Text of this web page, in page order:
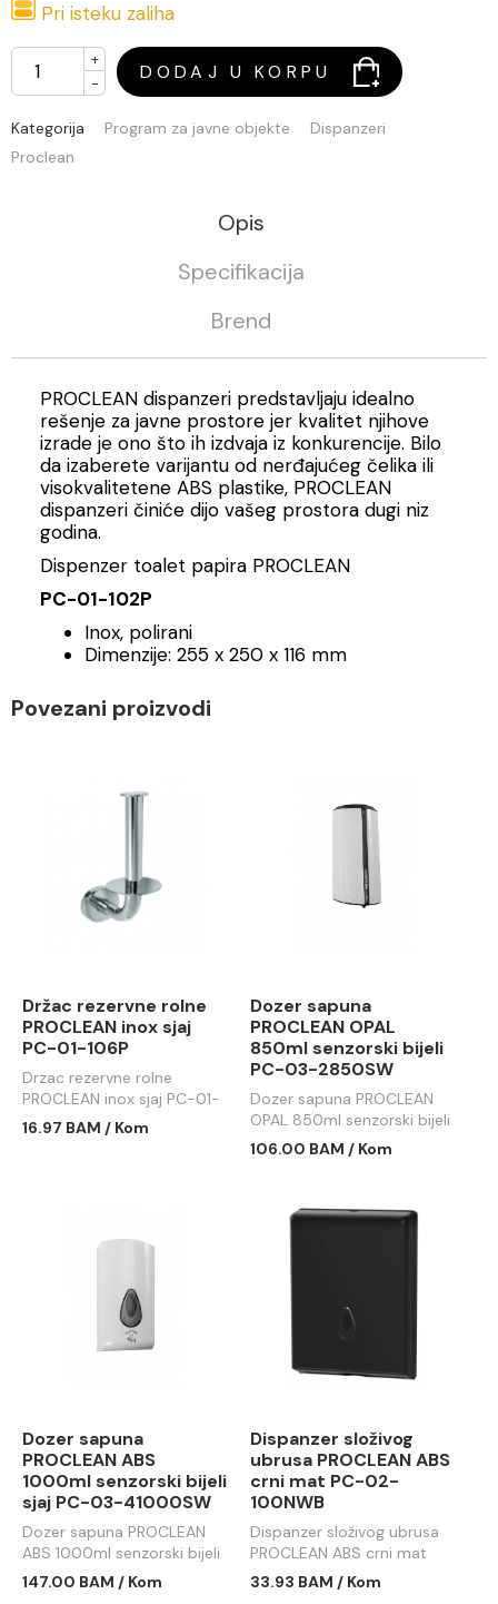
Pri isteku zaliha
+
-
DODAJ U KORPU
Kategorija Program za javne objekte
Dispanzeri
Proclean
Opis
Specifikacija
Brend
PROCLEAN dispanzeri predstavljaju idealno
rešenje za javne prostore jer kvalitet njihove
izrade je ono što ih izdvaja iz konkurencije. Bilo
da izaberete varijantu od nerđajućeg čelika ili
visokvalitetene ABS plastike, PROCLEAN
dispanzeri činiće dijo vašeg prostora dugi niz
godina.
Dispenzer toalet papira PROCLEAN
PC-01-102P
Inox, polirani
Dimenzije: 255 x 250 x 116 mm
Povezani proizvodi
Držac rezervne rolne
PROCLEAN inox sjaj
PC-01-106P
Drzac rezervne rolne
PROCLEAN inox sjaj PC-01-
106P
16.97 BAM / Kom
Dozer sapuna
PROCLEAN OPAL
850ml senzorski bijeli
PC-03-2850SW
Dozer sapuna PROCLEAN
OPAL 850ml senzorski bijeli
PC-03-2850SW
106.00 BAM / Kom
Dozer sapuna
PROCLEAN ABS
1000ml senzorski bijeli
sjaj PC-03-41000SW
Dozer sapuna PROCLEAN
ABS 1000ml senzorski bijeli
sjaj PC-03-41000SW
147.00 BAM / Kom
Dispanzer složivog
ubrusa PROCLEAN ABS
crni mat PC-02-
100NWB
Dispanzer složivog ubrusa
PROCLEAN ABS crni mat
PC-02-100NWB
33.93 BAM / Kom